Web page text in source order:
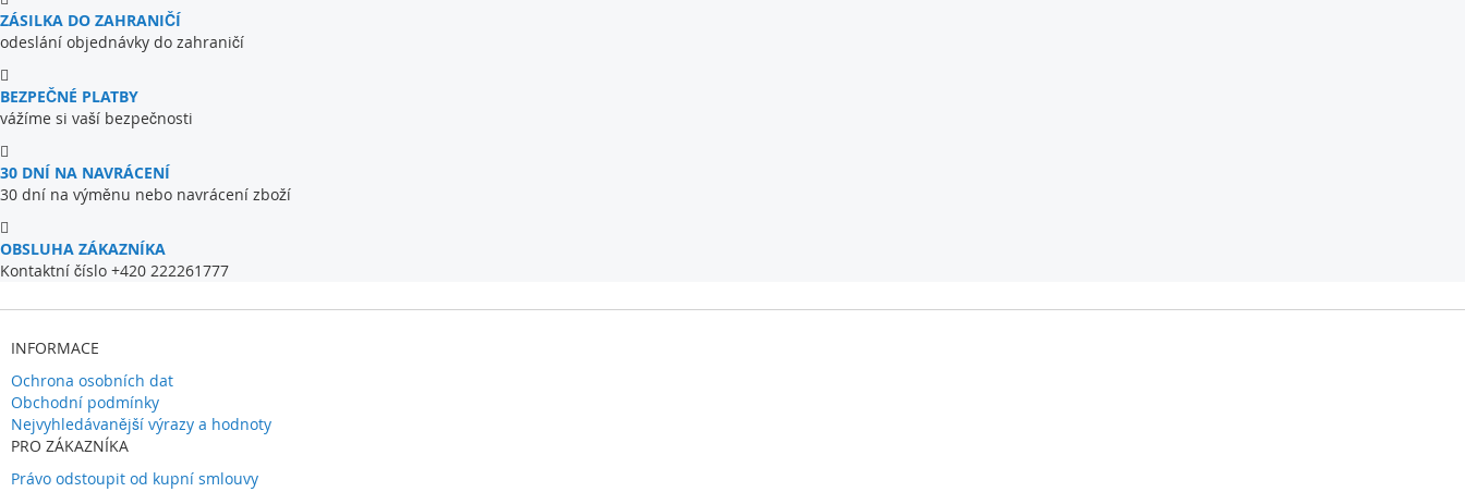
ZÁSILKA DO ZAHRANIČÍ
odeslání objednávky do zahraničí
BEZPEČNÉ PLATBY
vážíme si vaší bezpečnosti
30 DNÍ NA NAVRÁCENÍ
30 dní na výměnu nebo navrácení zboží
OBSLUHA ZÁKAZNÍKA
Kontaktní číslo +420 222261777
INFORMACE
Ochrona osobních dat
Obchodní podmínky
Nejvyhledávanější výrazy a hodnoty
PRO ZÁKAZNÍKA
Právo odstoupit od kupní smlouvy